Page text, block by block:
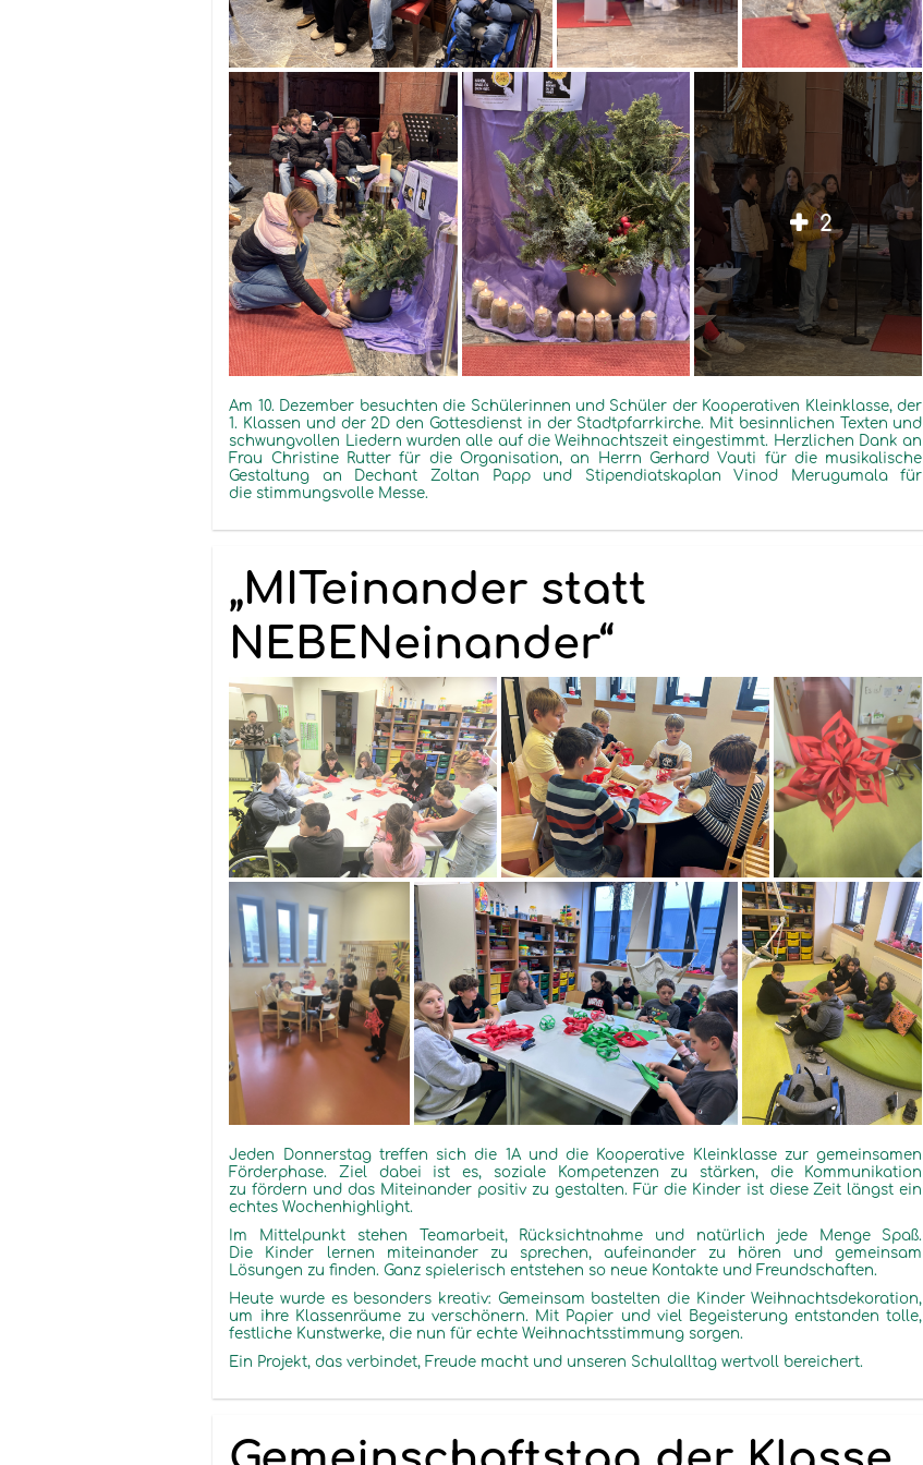
2
Am 10. Dezember besuchten die Schülerinnen und Schüler der Kooperativen Kleinklasse,der
1. Klassen und der 2D den Gottesdienst in der Stadtpfarrkirche. Mit besinnlichen Texten und
schwungvollen Liedern wurden alle auf die Weihnachtszeiteingestimmt. Herzlichen Dank an
Frau Christine Rutter für die Organisation, an Herrn Gerhard Vauti für die musikalische
Gestaltung an Dechant Zoltan Papp und Stipendiatskaplan Vinod Merugumalafür
die stimmungsvolle Messe.
„MITeinander statt
NEBENeinander“
Jeden Donnerstag treffen sich die 1A und die Kooperative Kleinklasse zur gemeinsamen
Förderphase. Ziel dabei ist es, soziale Kompetenzen zu stärken, die Kommunikation
zu fördern und das Miteinander positiv zu gestalten. Für die Kinder ist diese Zeit längst ein
echtes Wochenhighlight.
Im Mittelpunkt stehen Teamarbeit, Rücksichtnahme und natürlich jede Menge Spaß.
Die Kinder lernen miteinander zu sprechen, aufeinander zu hören und gemeinsam
Lösungen zu finden. Ganz spielerisch entstehen so neue Kontakte und Freundschaften.
Heute wurde es besonders kreativ: Gemeinsam bastelten die Kinder Weihnachtsdekoration,
um ihre Klassenräume zu verschönern. Mit Papier und viel Begeisterung entstandentolle,
festliche Kunstwerke, die nun für echte Weihnachtsstimmung sorgen.
Ein Projekt, das verbindet, Freude macht und unseren Schulalltag wertvoll bereichert.